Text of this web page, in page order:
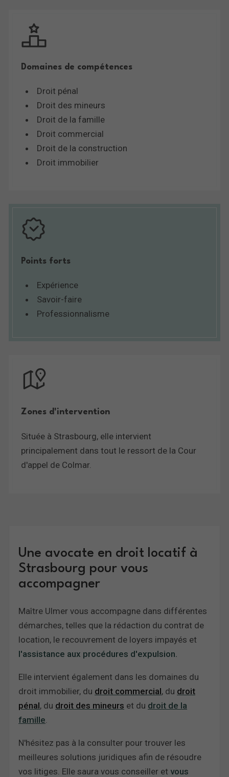
Domaines de compétences
Droit pénal
Droit des mineurs
Droit de la famille
Droit commercial
Droit de la construction
Droit immobilier
Points forts
Expérience
Savoir-faire
Professionnalisme
Zones d'intervention
Située à Strasbourg, elle intervient
principalement dans tout le ressort de la Cour
d'appel de Colmar.
Une avocate en droit locatif à
Strasbourg pour vous
accompagner
Maître Ulmer vous accompagne dans différentes
démarches, telles que la rédaction du contrat de
location, le recouvrement de loyers impayés et
l'assistance aux procédures d'expulsion.
Elle intervient également dans les domaines du
droit immobilier, du droit commercial, du droit
pénal, du droit des mineurs et du droit de la
famille
N'hésitez pas à la consulter pour trouver les
meilleures solutions juridiques afin de résoudre
vos litiges. Elle saura vous conseiller et vous